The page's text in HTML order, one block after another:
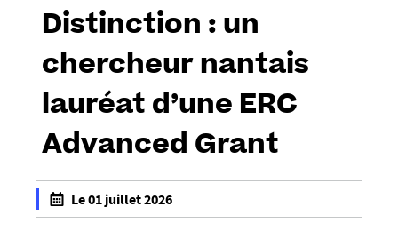
Distinction : un
chercheur nantais
lauréat d’une ERC
Advanced Grant
h
t
Le 01 juillet 2026
f